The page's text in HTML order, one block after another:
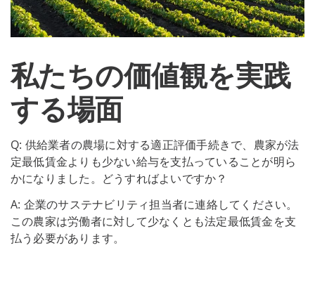
私たちの価値観を実践
する場面
Q: 供給業者の農場に対する適正評価手続きで、農家が法
定最低賃金よりも少ない給与を支払っていることが明ら
かになりました。どうすればよいですか？
A: 企業のサステナビリティ担当者に連絡してください。
この農家は労働者に対して少なくとも法定最低賃金を支
払う必要があります。